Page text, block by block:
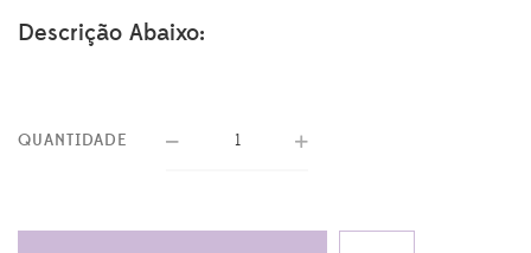
Descrição Abaixo:
QUANTIDADE